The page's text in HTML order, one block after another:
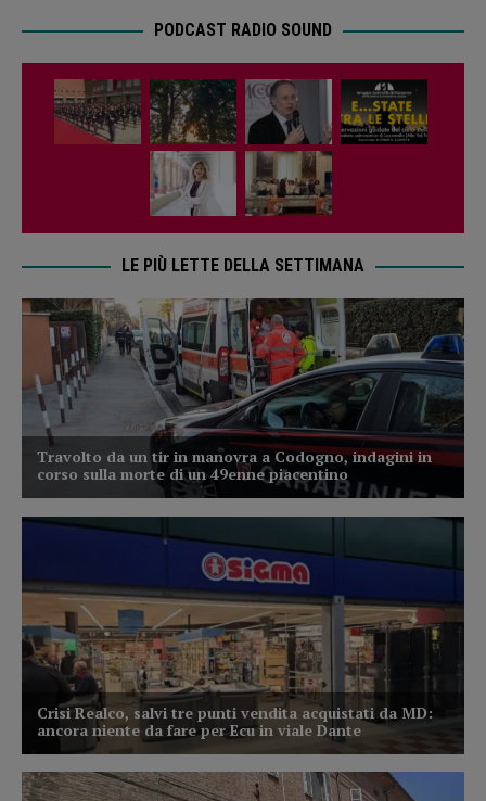
PODCAST RADIO SOUND
LE PIÙ LETTE DELLA SETTIMANA